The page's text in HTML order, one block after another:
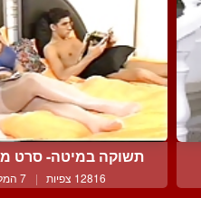
תשוקה במיטה- סרט
12816 צפיות | 7 המלצות